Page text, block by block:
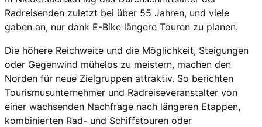
Radreisenden zuletzt bei über 55 Jahren, und viele
gaben an, nur dank E-Bike längere Touren zu planen.
Die höhere Reichweite und die Möglichkeit, Steigungen
oder Gegenwind mühelos zu meistern, machen den
Norden für neue Zielgruppen attraktiv. So berichten
Tourismusunternehmer und Radreiseveranstalter von
einer wachsenden Nachfrage nach längeren Etappen,
kombinierten Rad- und Schiffstouren oder